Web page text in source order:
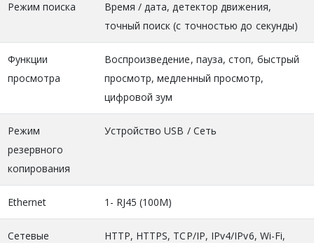
Режим поиска
Время / дата, детектор движения,
точный поиск (с точностью до секунды)
Функции
просмотра
Воспроизведение, пауза, стоп, быстрый
просмотр, медленный просмотр,
цифровой зум
Режим
резервного
копирования
Устройство USB / Сеть
Ethernet 1- RJ45 (100M)
Сетевые
HTTP, HTTPS, TCP/IP, IPv4/IPv6, Wi-Fi,